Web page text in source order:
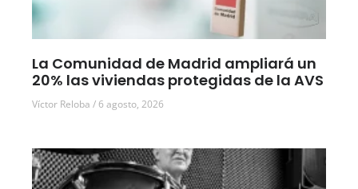
La Comunidad de Madrid ampliará un
20% las viviendas protegidas de la AVS
Víctor Reloba 6 agosto, 2026